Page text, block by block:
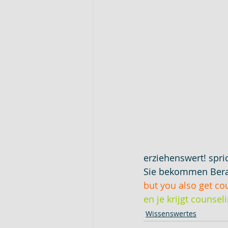
erziehenswert!
Sie bekommen
but you also get
en je krijgt
Wissenswertes